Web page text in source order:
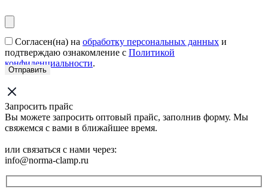
Согласен(на) на обработку персональных данных и
подтверждаю ознакомление с Политикой
конфиденциальности.
Запросить прайс
Вы можете запросить оптовый прайс, заполнив форму. Мы
свяжемся с вами в ближайшее время.
или связаться с нами через:
info@norma-clamp.ru